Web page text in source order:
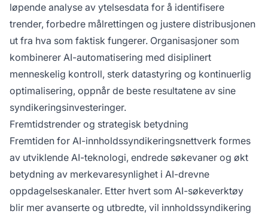
løpende analyse av ytelsesdata for å identifisere
trender, forbedre målrettingen og justere distribusjonen
ut fra hva som faktisk fungerer. Organisasjoner som
kombinerer AI-automatisering med disiplinert
menneskelig kontroll, sterk datastyring og kontinuerlig
optimalisering, oppnår de beste resultatene av sine
syndikeringsinvesteringer.
Fremtidstrender og strategisk betydning
Fremtiden for AI-innholdssyndikeringsnettverk formes
av utviklende AI-teknologi, endrede søkevaner og økt
betydning av merkevaresynlighet i AI-drevne
oppdagelseskanaler. Etter hvert som AI-søkeverktøy
blir mer avanserte og utbredte, vil innholdssyndikering